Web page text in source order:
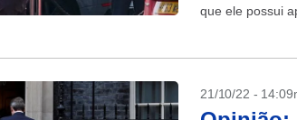
que ele possui
21/10/22 -